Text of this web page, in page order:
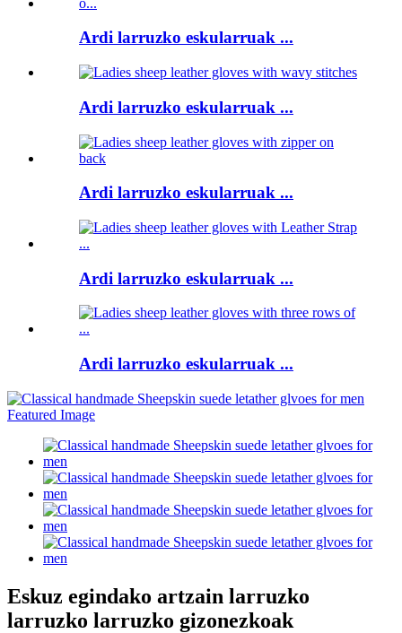
Ardi larruzko eskularruak ...
Ardi larruzko eskularruak ...
Ardi larruzko eskularruak ...
Ardi larruzko eskularruak ...
Ardi larruzko eskularruak ...
Eskuz egindako artzain larruzko
larruzko larruzko gizonezkoak